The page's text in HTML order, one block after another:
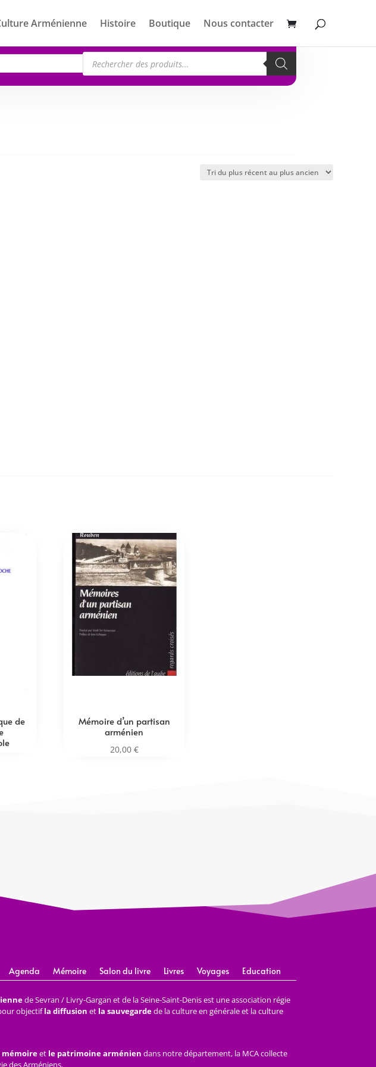
Arménienne Histoire Boutique Nous contacter
Recherche
de
produits
de
Mémoire d’un partisan
arménien
20,00 €
Agenda Mémoire Salon du livre Livres Voyages Education
de Sevran / Livry-Gargan et de la Seine-Saint-Denis est une association régie
objectifla diffusion et la sauvegardede la culture en générale et la culture
mémoireet le patrimoine arménien dans notre département, la MCA collecte
des Arméniens.